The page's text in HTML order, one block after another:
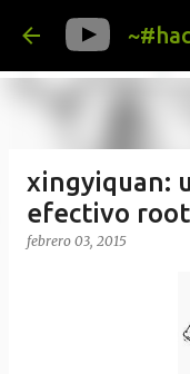
Ir al
xingyiquan:
efectivo
febrero 03, 2015